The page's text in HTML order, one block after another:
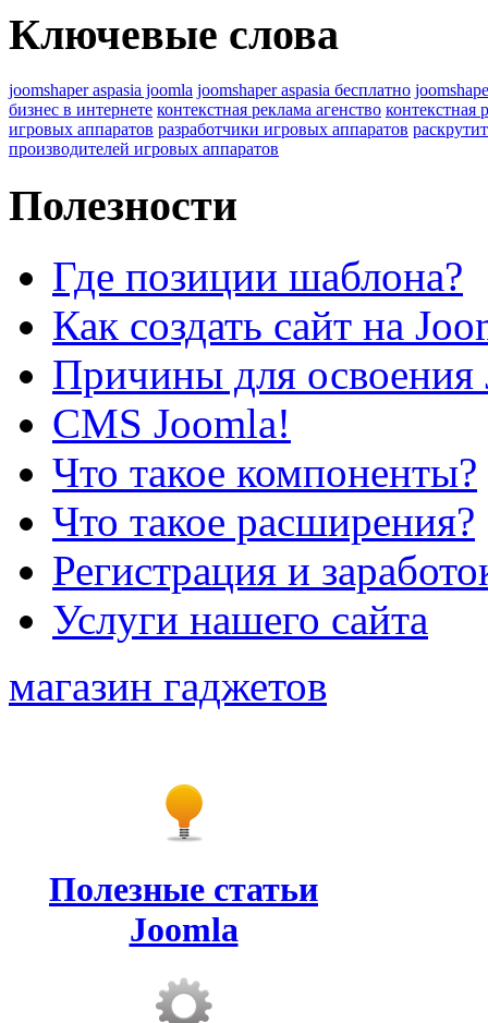
Ключевые слова
joomshaper aspasia joomla joomshaper aspasia бесплатно
бизнес в интернете контекстная реклама агенство контекстная
игровых аппаратов разработчики игровых аппаратов
производителей игровых аппаратов
Полезности
Где позиции шаблона?
Как создать сайт на
Причины для освоения
CMS Joomla!
Что такое компоненты?
Что такое расширения?
Регистрация и
Услуги нашего сайта
магазин гаджетов
Полезные статьи
Joomla